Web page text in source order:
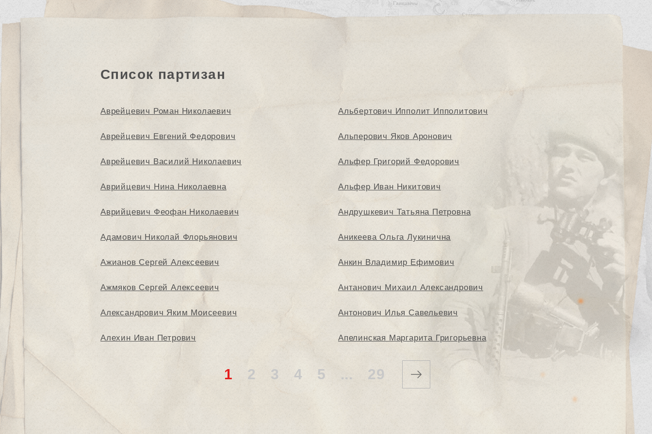
Список партизан
Аврейцевич Роман Николаевич
Аврейцевич Евгений Федорович
Аврейцевич Василий Николаевич
Аврийцевич Нина Николаевна
Аврийцевич Феофан Николаевич
Адамович Николай Флорьянович
Ажианов Сергей Алексеевич
Ажмяков Сергей Алексеевич
Александрович Яким Моисеевич
Алехин Иван Петрович
Альбертович Ипполит Ипполитович
Альперович Яков Аронович
Альфер Григорий Федорович
Альфер Иван Никитович
Андрушкевич Татьяна Петровна
Аникеева Ольга Лукинична
Анкин Владимир Ефимович
Антанович Михаил Александрович
Антонович Илья Савельевич
Апелинская Маргарита Григорьевна
1 2 3 4 5 ... 29